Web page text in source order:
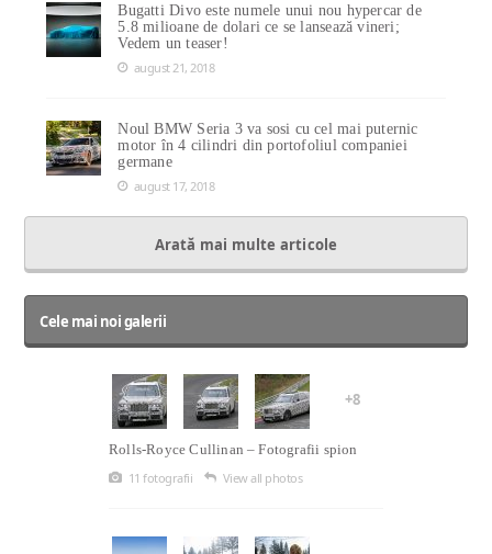
Bugatti Divo este numele unui nou hypercar de
5.8 milioane de dolari ce se lansează vineri;
Vedem un teaser!
august 21, 2018
Noul BMW Seria 3 va sosi cu cel mai puternic
motor în 4 cilindri din portofoliul companiei
germane
august 17, 2018
Arată mai multe articole
Cele mai noi galerii
+8
Rolls-Royce Cullinan – Fotografii spion
11 fotografii
View all photos